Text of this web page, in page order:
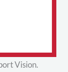
Vision.